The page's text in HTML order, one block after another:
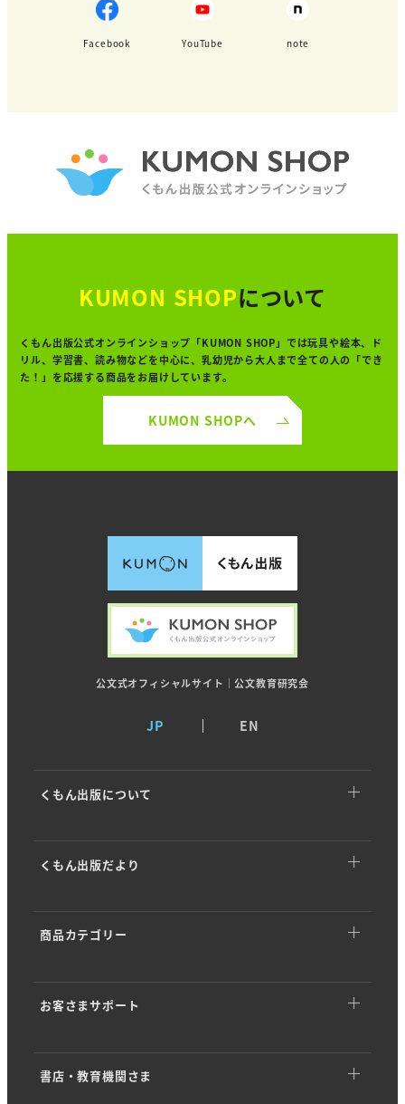
Facebook YouTube note
KUMON SHOPについて
くもん出版公式オンラインショップ「KUMON SHOP」では玩具や絵本、ド
リル、学習書、読み物などを中心に、 乳幼児から大人まで全ての人の「でき
た！」を応援する商品をお届けしています。
KUMON SHOPへ
公文式オフィシャルサイト｜公文教育研究会
JP EN
くもん出版について
会社概要
KUMON PARK／KUMONすくえあ
くもん出版だより
商品カテゴリー
お客さまサポート
書店・教育機関さま